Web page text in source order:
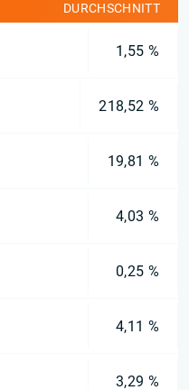
DURCHSCHNITT
1,55 %
218,52 %
19,81 %
4,03 %
0,25 %
4,11 %
3,29 %